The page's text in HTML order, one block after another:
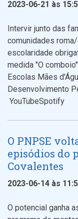
2023-06-21 às
Intervir junto das
comunidades
escolaridade
medida "O
Escolas Mães
Desenvolvimento
YouTubeSpotify
O PNPSE
episódios do
Covalentes
2023-06-14 às
O potencial ganha